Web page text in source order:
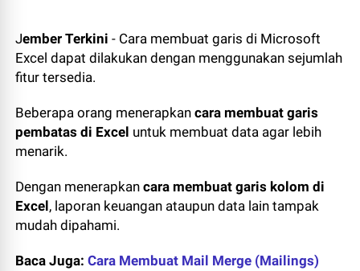
Jember Terkini - Cara membuat garis di Microsoft
Excel dapat dilakukan dengan menggunakan sejumlah
fitur tersedia.
Beberapa orang menerapkancara membuat garis
pembatas di Excel untuk membuat data agar lebih
menarik.
Dengan menerapkancara membuat garis kolom di
Excel, laporan keuangan ataupun data lain tampak
mudah dipahami.
Baca Juga: Cara Membuat Mail Merge (Mailings)